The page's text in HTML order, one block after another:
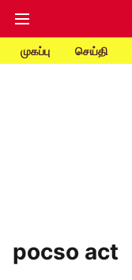
முகப்பு செய்தி
pocso act